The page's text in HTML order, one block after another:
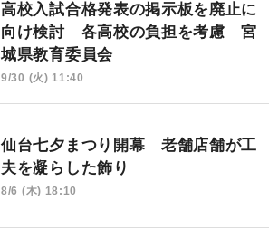
高校入試合格発表の掲示板を廃止に
向け検討 各高校の負担を考慮 宮
城県教育委員会
9/30 (火) 11:40
仙台七夕まつり開幕 老舗店舗が工
夫を凝らした飾り
8/6 (木) 18:10